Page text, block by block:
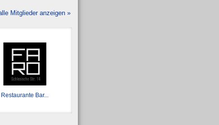
Mitglieder anzeigen »
Restaurante Bar...